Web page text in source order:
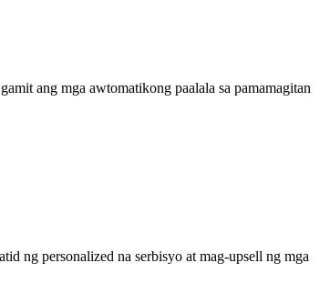
ang mga awtomatikong paalala sa pamamagitan
ng personalized na serbisyo at mag-upsell ng mga